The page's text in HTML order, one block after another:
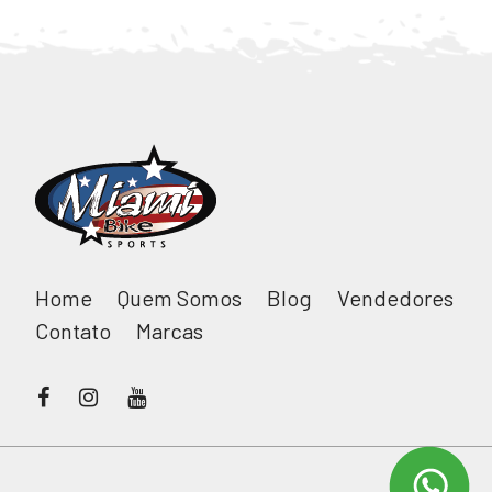
Home Quem Somos Blog
Vendedores
Contato
Marcas